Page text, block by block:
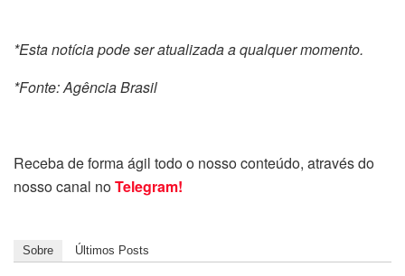
*Esta notícia pode ser atualizada a qualquer momento.
*Fonte: Agência Brasil
Receba de forma ágil todo o nosso conteúdo, através do
nosso canal noTelegram!
Sobre Últimos Posts